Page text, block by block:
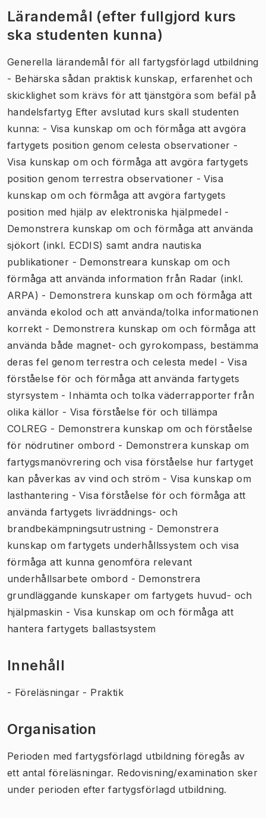
Lärandemål (efter fullgjord kurs
ska studenten kunna)
Generella lärandemål för all fartygsförlagd utbildning
- Behärska sådan praktisk kunskap, erfarenhet och
skicklighet som krävs för att tjänstgöra som befäl på
handelsfartyg Efter avslutad kurs skall studenten
kunna: - Visa kunskap om och förmåga att avgöra
fartygets position genom celesta observationer -
Visa kunskap om och förmåga att avgöra fartygets
position genom terrestra observationer - Visa
kunskap om och förmåga att avgöra fartygets
position med hjälp av elektroniska hjälpmedel -
Demonstrera kunskap om och förmåga att använda
sjökort (inkl. ECDIS) samt andra nautiska
publikationer - Demonstreara kunskap om och
förmåga att använda information från Radar (inkl.
ARPA) - Demonstrera kunskap om och förmåga att
använda ekolod och att använda/tolka informationen
korrekt - Demonstrera kunskap om och förmåga att
använda både magnet- och gyrokompass, bestämma
deras fel genom terrestra och celesta medel - Visa
förståelse för och förmåga att använda fartygets
styrsystem - Inhämta och tolka väderrapporter från
olika källor - Visa förståelse för och tillämpa
COLREG - Demonstrera kunskap om och förståelse
för nödrutiner ombord - Demonstrera kunskap om
fartygsmanövrering och visa förståelse hur fartyget
kan påverkas av vind och ström - Visa kunskap om
lasthantering - Visa förståelse för och förmåga att
använda fartygets livräddnings- och
brandbekämpningsutrustning - Demonstrera
kunskap om fartygets underhållssystem och visa
förmåga att kunna genomföra relevant
underhållsarbete ombord - Demonstrera
grundläggande kunskaper om fartygets huvud- och
hjälpmaskin - Visa kunskap om och förmåga att
hantera fartygets ballastsystem
Innehåll
- Föreläsningar - Praktik
Organisation
Perioden med fartygsförlagd utbildning föregås av
ett antal föreläsningar. Redovisning/examination sker
under perioden efter fartygsförlagd utbildning.